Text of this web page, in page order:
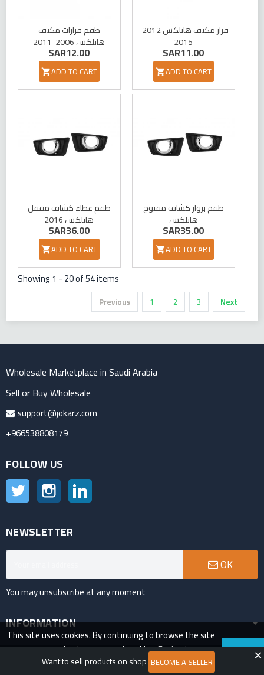
Want to sell products on shop BECOME A SELLER
طقم فرارات مكيف
هايلكس 2006-2011
SAR12.00
ADD TO CART
فرار مكيف هايلكس 2012-
2015
SAR11.00
ADD TO CART
طقم غطاء كشاف مقفل
هايلكس 2016
SAR36.00
ADD TO CART
طقم برواز كشاف مفتوح
هايلكس
2016700160015
SAR35.00
ADD TO CART
Showing 1 - 20 of 54 items
Previous 1 2 3 Next
Wholesale Marketplace in Saudi Arabia
Sell or Buy Wholesale
support@jokarz.com
+966538808179
FOLLOW US
Twitter Instagram
NEWSLETTER
OK
You may unsubscribe at any moment
INFORMATION
VAT Number:311685742200003
This site uses cookies. By continuing to browse the site
you are agreeing to our use of cookies.Find out more
here.
ACCEPT